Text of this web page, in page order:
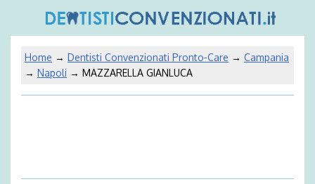
Home → Dentisti Convenzionati Pronto-Care → Campania
→ Napoli → MAZZARELLA GIANLUCA